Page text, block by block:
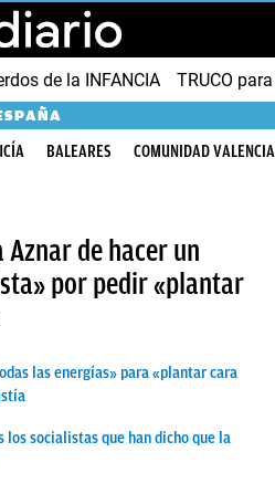
de la INFANCIA TRUCO
BALEARES COMUNIDAD
Aznar de hacer un
por pedir «plantar
las energías» para «plantar cara
los socialistas que han dicho que la